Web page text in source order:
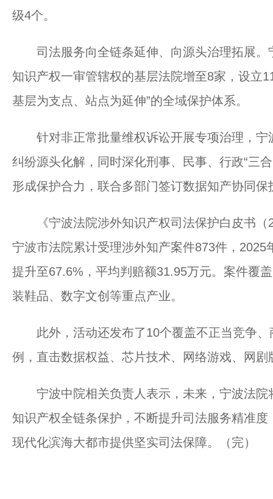
级4个。
司法服务向全链条延伸、向源头治理拓展。
知识产权一审管辖权的基层法院增至8家，设立
基层为支点、站点为延伸”的全域保护体系。
针对非正常批量维权诉讼开展专项治理，宁
纠纷源头化解，同时深化刑事、民事、行政“三
形成保护合力，联合多部门签订数据知产协同
《宁波法院涉外知识产权司法保护白皮书（
宁波市法院累计受理涉外知产案件873件，
提升至67.6%，平均判赔额31.95万元。案件覆
装鞋品、数字文创等重点产业。
此外，活动还发布了10个覆盖不正当竞争、
例，直击数据权益、芯片技术、网络游戏、网剧
宁波中院相关负责人表示，未来，宁波法院
知识产权全链条保护，不断提升司法服务精准
现代化滨海大都市提供坚实司法保障。（完）